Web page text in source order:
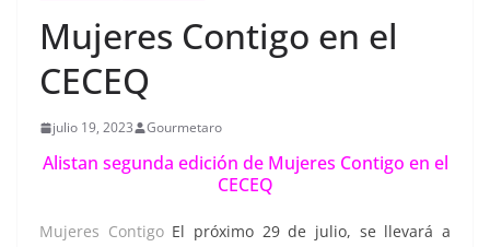
Mujeres Contigo en el
CECEQ
julio 19, 2023 Gourmetaro
Alistan segunda edición de Mujeres Contigo en el
CECEQ
Mujeres ContigoEl próximo 29 de julio, se llevará a